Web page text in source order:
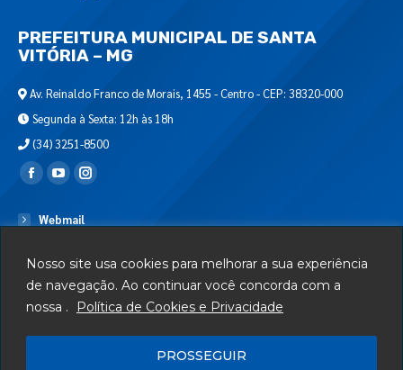
Nosso site usa cookies para melhorar a sua experiência
de navegação. Ao continuar você concorda com a
nossa .
Política de Cookies e Privacidade
PROSSEGUIR
PREFEITURA MUNICIPAL DE SANTA
VITÓRIA – MG
Av. Reinaldo Franco de Morais, 1455 - Centro - CEP: 38320-000
Segunda à Sexta: 12h às 18h
(34) 3251-8500
Encontre-nos em:
Webmail
Serviços
Telefones Úteis